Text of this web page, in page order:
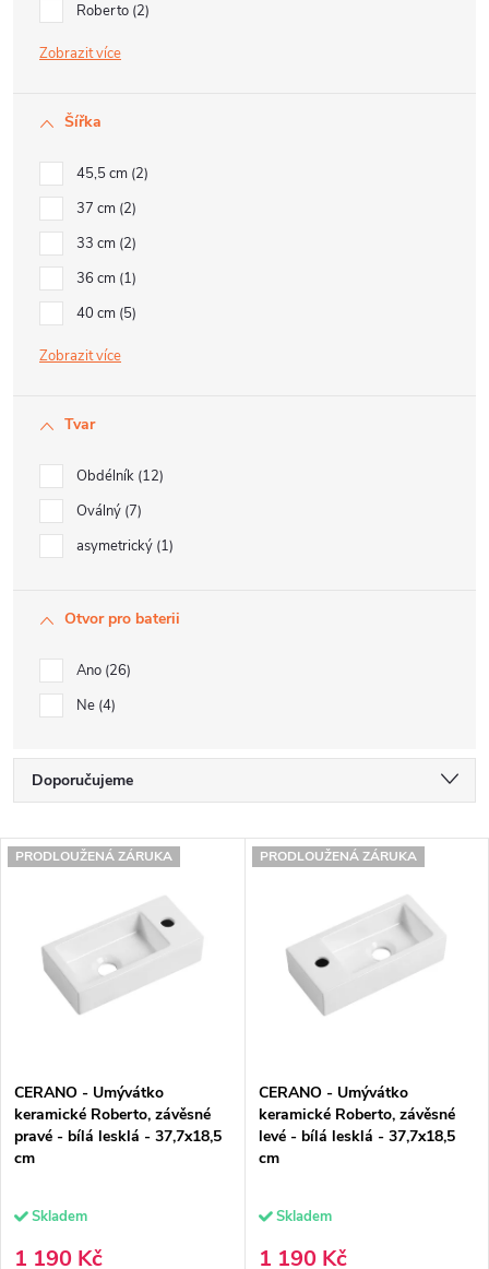
Roberto 2
Zobrazit
Šířka
45,5 cm 2
37 cm 2
33 cm 2
36 cm 1
40 cm 5
Zobrazit
Tvar
Obdélník 12
Oválný 7
asymetrický 1
Otvor pro baterii
Ano 26
Ne 4
Ř
z
r
o
d
u
k
Doporučujeme
Nejdražší
Nejprodávanější
Abecedně
V
r
o
u
PRODLOUŽENÁ ZÁRUKA
CERANO - Umývátko
keramické Roberto, závěsné
pravé - bílá lesklá - 37,7x18,5
cm
Skladem
1 190 Kč
PRODLOUŽENÁ ZÁRUKA
CERANO - Umývátko
keramické Roberto, závěsné
levé - bílá lesklá - 37,7x18,5
cm
Skladem
1 190 Kč